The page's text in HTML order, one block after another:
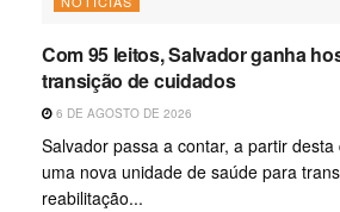
Com 95 leitos, Salvador ganha
transição de cuidados
6 DE AGOSTO DE 2026
Salvador passa a contar, a partir
uma nova unidade de saúde para
reabilitação...